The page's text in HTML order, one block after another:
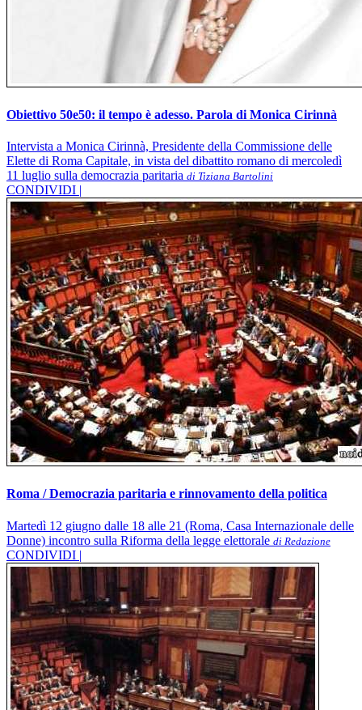
Obiettivo 50e50: il tempo è adesso. Parola di Monica Cirinnà
Intervista a Monica Cirinnà, Presidente della Commissione delle
Elette di Roma Capitale, in vista del dibattito romano di mercoledì
11 luglio sulla democrazia paritaria di Tiziana Bartolini
CONDIVIDI |
Roma / Democrazia paritaria e rinnovamento della politica
Martedì 12 giugno dalle 18 alle 21 (Roma, Casa Internazionale delle
Donne) incontro sulla Riforma della legge elettorale di Redazione
CONDIVIDI |